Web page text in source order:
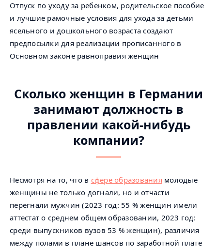
Отпуск по уходу за ребенком, родительское пособие
и лучшие рамочные условия для ухода за детьми
ясельного и дошкольного возраста создают
предпосылки для реализации прописанного в
Основном законе равноправия женщин
Сколько женщин в Германии
занимают должность в
правлении какой-нибудь
компании?
Несмотря на то, что в сфере образования молодые
женщины не только догнали, но и отчасти
перегнали мужчин (2023 год: 55 % женщин имели
аттестат о среднем общем образовании, 2023 год:
среди выпускников вузов 53 % женщин), различия
между полами в плане шансов по заработной плате